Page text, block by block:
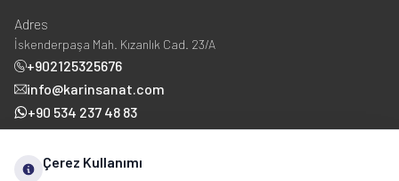
Adres
İskenderpaşa Mah. Kızanlık Cad. 23/A
+902125325676
info@karinsanat.com
+90 534 237 48 83
Çerez Kullanımı